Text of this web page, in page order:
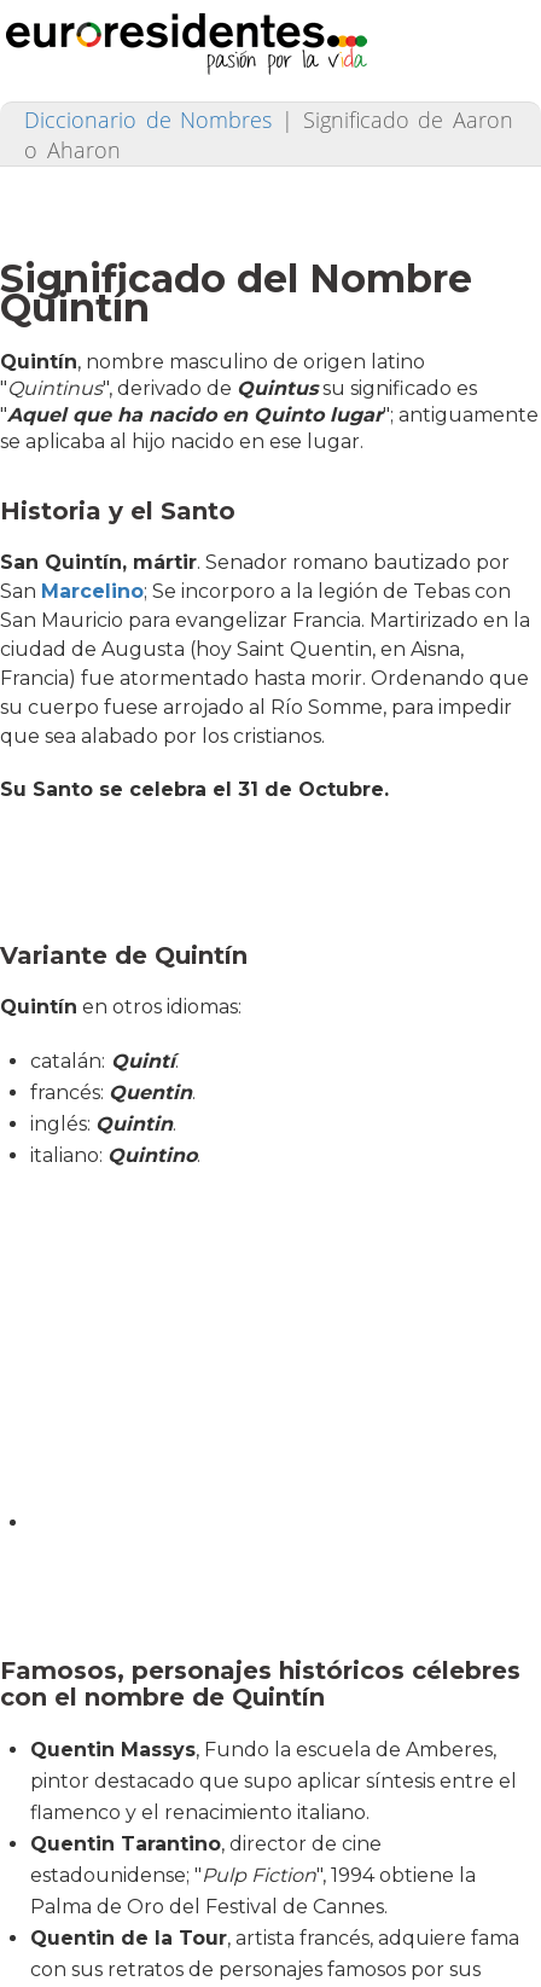
Diccionario de Nombres | Significado de Aaron
o Aharon
Significado del Nombre
Quintín
Quintín, nombre masculino de origen latino
"Quintinus", derivado de Quintussu significado es
"Aquel que ha nacido en Quinto lugar"; antiguamente
se aplicaba al hijo nacido en ese lugar.
Historia y el Santo
San Quintín, mártir. Senador romano bautizado por
San Marcelino; Se incorporo a la legión de Tebas con
San Mauricio para evangelizar Francia. Martirizado en la
ciudad de Augusta (hoy Saint Quentin, en Aisna,
Francia) fue atormentado hasta morir. Ordenando que
su cuerpo fuese arrojado al Río Somme, para impedir
que sea alabado por los cristianos.
Su Santo se celebra el 31 de Octubre.
Variante de Quintín
Quintín en otros idiomas:
catalán: Quintí.
francés: Quentin.
inglés: Quintin.
italiano: Quintino.
Famosos, personajes históricos célebres
con el nombre de Quintín
Quentin Massys, Fundo la escuela de Amberes,
pintor destacado que supo aplicar síntesis entre el
flamenco y el renacimiento italiano.
Quentin Tarantino, director de cine
estadounidense; "Pulp Fiction", 1994 obtiene la
Palma de Oro del Festival de Cannes.
Quentin de la Tour, artista francés, adquiere fama
con sus retratos de personajes famosos por sus